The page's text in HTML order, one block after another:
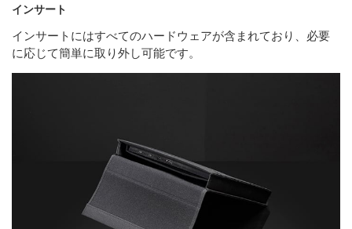
インサート
インサートにはすべてのハードウェアが含まれており、必要
に応じて簡単に取り外し可能です。